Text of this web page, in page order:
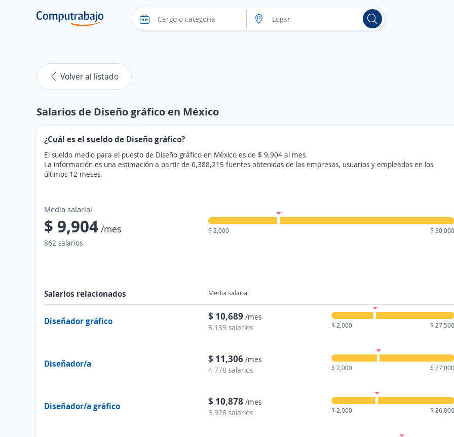
Volver al listado
Salarios de Diseño gráfico en México
¿Cuál es el sueldo de Diseño gráfico?
El sueldo medio para el puesto de Diseño gráfico en México es de $ 9,904 al mes
La información es una estimación a partir de 6,388,215 fuentes obtenidas de las empresas, usuarios y empleados en los
últimos 12 meses.
Media salarial
$ 9,904 /mes
862 salarios
$ 2,000 $ 30,000
Salarios relacionados Media salarial
Diseñador gráfico $ 10,689 /mes
5,139 salarios
$ 2,000 $ 27,500
Diseñador/a $ 11,306 /mes
4,778 salarios
$ 2,000 $ 27,000
Diseñador/a gráfico $ 10,878 /mes
3,928 salarios
$ 2,000 $ 26,000